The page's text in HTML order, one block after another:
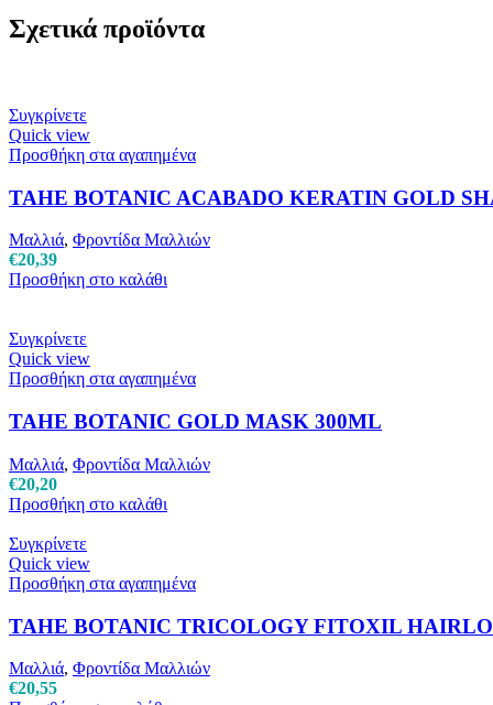
Σχετικά προϊόντα
Συγκρίνετε
Quick view
Προσθήκη στα αγαπημένα
TAHE BOTANIC ACABADO KERATIN GOLD
Μαλλιά, Φροντίδα Μαλλιών
€20,39
Προσθήκη στο καλάθι
Συγκρίνετε
Quick view
Προσθήκη στα αγαπημένα
TAHE BOTANIC GOLD MASK 300ML
Μαλλιά, Φροντίδα Μαλλιών
€20,20
Προσθήκη στο καλάθι
Συγκρίνετε
Quick view
Προσθήκη στα αγαπημένα
TAHE BOTANIC TRICOLOGY FITOXIL
Μαλλιά, Φροντίδα Μαλλιών
€20,55